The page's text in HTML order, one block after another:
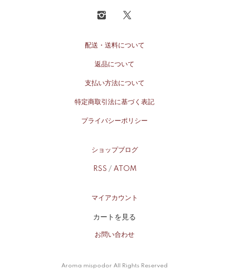
配送・送料について
返品について
支払い方法について
特定商取引法に基づく表記
プライバシーポリシー
ショップブログ
RSS / ATOM
マイアカウント
カートを見る
お問い合わせ
Aroma mispodor All Rights Reserved